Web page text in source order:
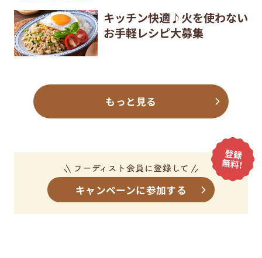
キッチン快適♪火を使わない
お手軽レシピ大募集
もっと見る
キャンペーンに参加する